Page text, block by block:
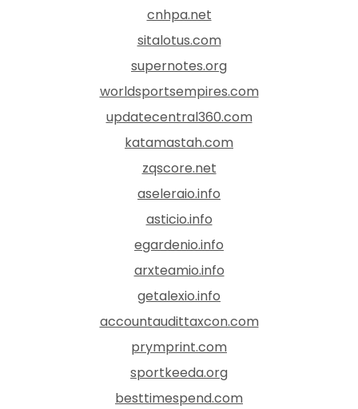
cnhpa.net
sitalotus.com
supernotes.org
worldsportsempires.com
updatecentral360.com
katamastah.com
zqscore.net
aseleraio.info
asticio.info
egardenio.info
arxteamio.info
getalexio.info
accountaudittaxcon.com
prymprint.com
sportkeeda.org
besttimespend.com